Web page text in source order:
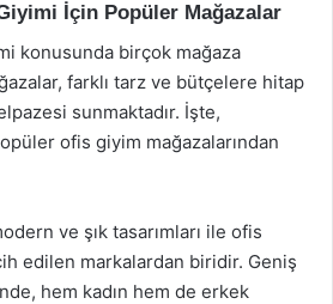
İçin Popüler Mağazalar
konusunda birçok mağaza
farklı tarz ve bütçelere hitap
sunmaktadır. İşte,
ofis giyim mağazalarından
ve şık tasarımları ile ofis
edilen markalardan biridir. Geniş
hem kadın hem de erkek